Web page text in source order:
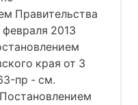
Правительства
2013
края от 3
пр - см.